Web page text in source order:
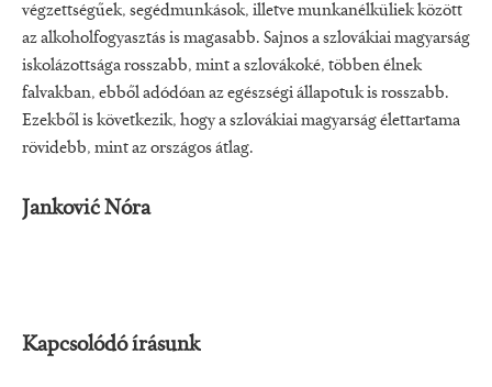
végzettségűek, segédmun­kások, illetve munkanélküliek között
az alkoholfogyasztás is magasabb. Sajnos a szlovákiai magyarság
iskolázott­sága rosszabb, mint a szlovákoké, töb­ben élnek
falvakban, ebből adódó­an az egészségi állapotuk is rosszabb.
Ezekből is következik, hogy a szlová­kiai magyarság élettartama
rövidebb, mint az országos átlag.
Janković Nóra
Kapcsolódó írásunk